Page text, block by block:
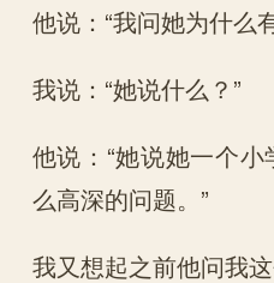
他说：“我问她为什么
我说：“她说什么？”
他说：“她说她一个
么高深的问题。”
我又想起之前他问我